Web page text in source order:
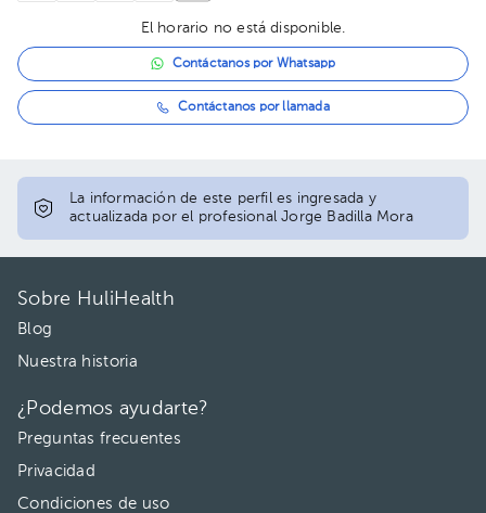
El horario no está disponible.
Contáctanos por Whatsapp
Contáctanos por llamada
La información de este perfil es ingresada y
actualizada por el profesional Jorge Badilla Mora
Sobre HuliHealth
Blog
Nuestra historia
¿Podemos ayudarte?
Preguntas frecuentes
Privacidad
Condiciones de uso